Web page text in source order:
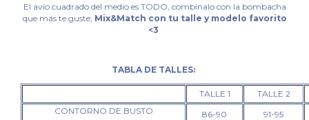
El avío cuadrado del medio es TODO, combinalo con la bombacha
que más te guste; Mix&Match con tu talle y modelo favorito
<3
TABLA DE TALLES:
TALLE 1
TALLE 2
CONTORNO DE BUSTO 86-90 91-95